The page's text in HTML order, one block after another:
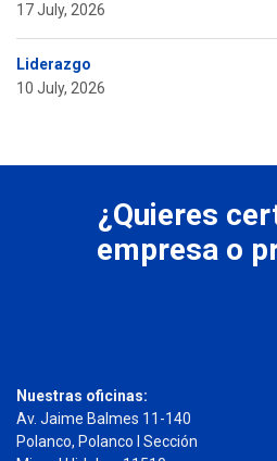
17 July, 2026
Liderazgo
10 July, 2026
¿Quieres
empresa o
Nuestras oficinas:
Av. Jaime Balmes 11-140
Polanco, Polanco I Sección